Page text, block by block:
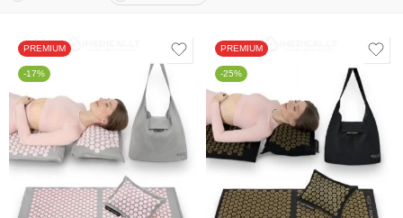
PREMIUM
-17%
PREMIUM
-25%